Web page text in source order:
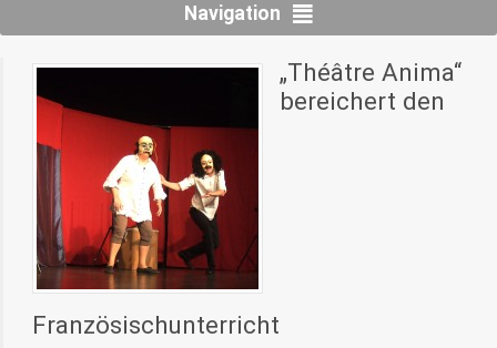
Navigation
„Théâtre Anima“
bereichert den
Französischunterricht